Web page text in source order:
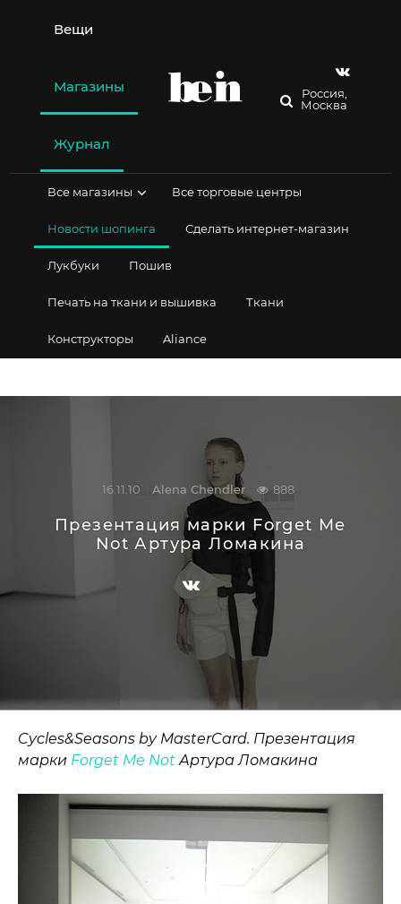
содержимому
Вещи
Магазины
Журнал
Россия,
Москва
Все магазины Все торговые центры
Новости шопинга Сделать интернет-магазин
Лукбуки Пошив
Печать на ткани и вышивка Ткани
Конструкторы Aliance
16.11.10 Alena Chendler 888
Презентация марки Forget Me
Not Артура Ломакина
Cycles&Seasons by MasterCard. Презентация
марки Forget Me NotАртура Ломакина